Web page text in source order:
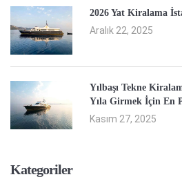
2026 Yat Kiralama
Aralık 22, 2025
Yılbaşı Tekne
Yıla Girmek İçin En
Kasım 27, 2025
Kategoriler